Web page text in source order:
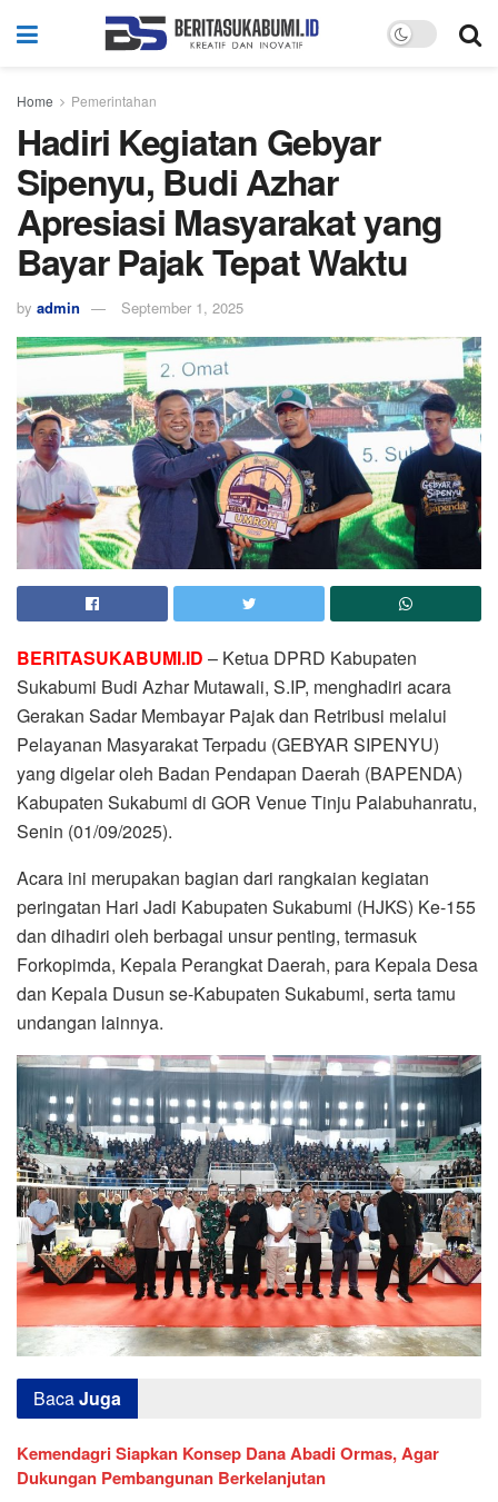
Home Pemerintahan
Hadiri Kegiatan Gebyar
Sipenyu, Budi Azhar
Apresiasi Masyarakat yang
Bayar Pajak Tepat Waktu
by admin September 1, 2025
BERITASUKABUMI.ID – Ketua DPRD Kabupaten
Sukabumi Budi Azhar Mutawali, S.IP, menghadiri acara
Gerakan Sadar Membayar Pajak dan Retribusi melalui
Pelayanan Masyarakat Terpadu (GEBYAR SIPENYU)
yang digelar oleh Badan Pendapan Daerah (BAPENDA)
Kabupaten Sukabumi di GOR Venue Tinju Palabuhanratu,
Senin (01/09/2025).
Acara ini merupakan bagian dari rangkaian kegiatan
peringatan Hari Jadi Kabupaten Sukabumi (HJKS) Ke-155
dan dihadiri oleh berbagai unsur penting, termasuk
Forkopimda, Kepala Perangkat Daerah, para Kepala Desa
dan Kepala Dusun se-Kabupaten Sukabumi, serta tamu
undangan lainnya.
BacaJuga
Kemendagri Siapkan Konsep Dana Abadi Ormas, Agar
Dukungan Pembangunan Berkelanjutan